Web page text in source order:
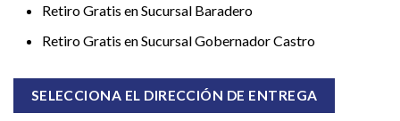
Retiro Gratis en Sucursal Baradero
Retiro Gratis en Sucursal Gobernador Castro
SELECCIONA EL DIRECCIÓN DE ENTREGA